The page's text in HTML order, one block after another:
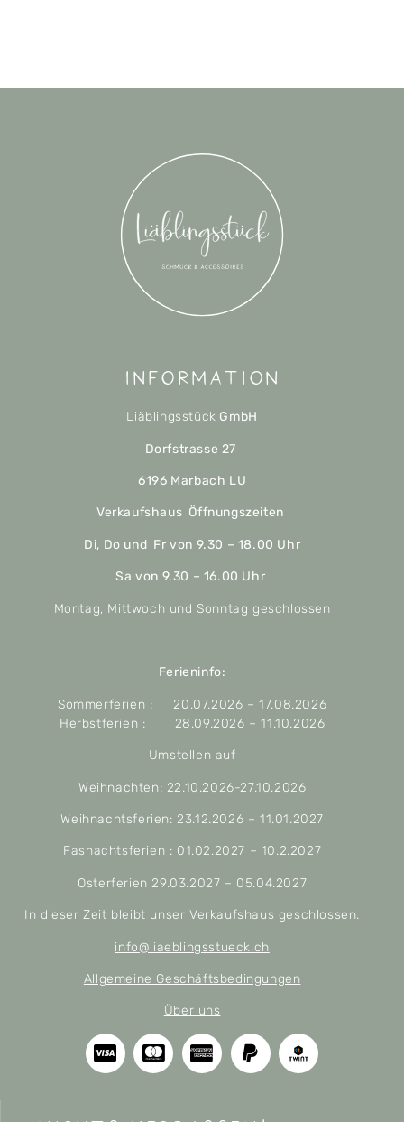
Information
Liäblingsstück GmbH
Dorfstrasse 27
6196 Marbach LU
Verkaufshaus Öffnungszeiten
Di, Do und Fr von 9.30 – 18.00 Uhr
Sa von 9.30 – 16.00 Uhr
Montag, Mittwoch und Sonntag geschlossen
Ferieninfo:
Sommerferien : 20.07.2026 – 17.08.2026
Herbstferien : 28.09.2026 – 11.10.2026
Umstellen auf
Weihnachten: 22.10.2026-27.10.2026
Weihnachtsferien: 23.12.2026 – 11.01.2027
Fasnachtsferien : 01.02.2027 – 10.2.2027
Osterferien 29.03.2027 – 05.04.2027
In dieser Zeit bleibt unser Verkaufshaus geschlossen.
info@liaeblingsstueck.ch
Allgemeine Geschäftsbedingungen
Über uns